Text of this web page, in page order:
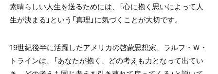
素晴らしい人生を送るためには、「心に抱く思いによって人
生が決まる」という「真理」に気づくことが大切です。
19世紀後半に活躍したアメリカの啓蒙思想家、ラルフ・Ｗ・
トラインは、「あなたが抱く、どの考えも力となって出てい